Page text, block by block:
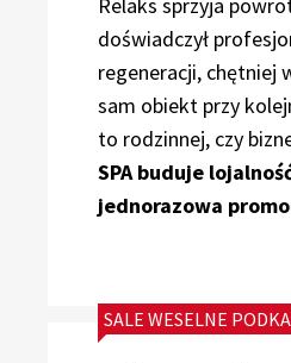
doświadczył
regeneracji, chętniej
sam obiekt przy
to rodzinnej, czy
SPA buduje
jednorazowa
CATEGORIES:
SALE WESELNE